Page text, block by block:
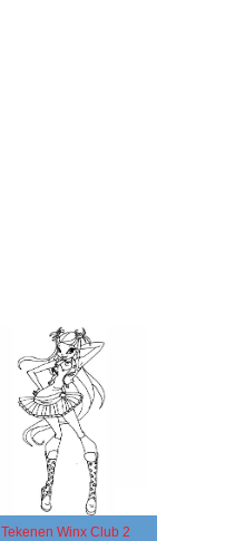
Tekenen Winx Club 2